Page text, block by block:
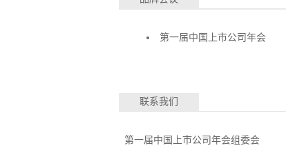
第一届中国上市公司年会
联系我们
第一届中国上市公司年会组委会